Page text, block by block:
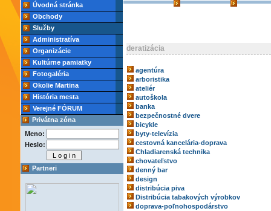
Úvodná stránka
Obchody
Služby
Administratíva
Organizácie
Kultúrne pamiatky
Fotogaléria
Okolie Martina
História mesta
Verejné FÓRUM
Privátna zóna
Meno:
Heslo:
Partneri
deratizácia
agentúra
arboristika
ateliér
autoškola
banka
bezpečnostné dvere
bicykle
byty-televízia
cestovná kancelária-doprava
Chladiarenská technika
chovateľstvo
denný bar
design
distribúcia piva
Distribúcia tabakových výrobkov
doprava-poľnohospodárstvo